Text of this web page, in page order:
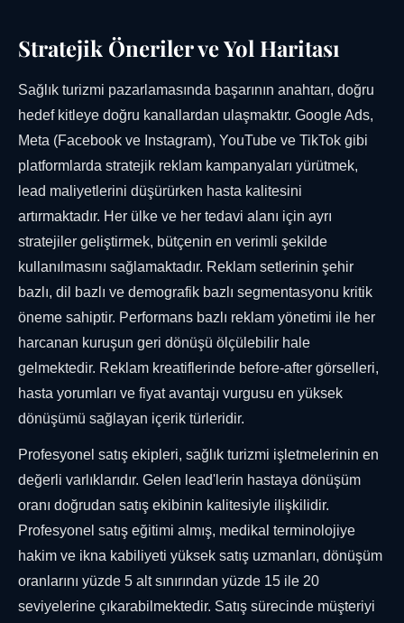
Stratejik Öneriler ve Yol Haritası
Sağlık turizmi pazarlamasında başarının anahtarı, doğru
hedef kitleye doğru kanallardan ulaşmaktır. Google Ads,
Meta (Facebook ve Instagram), YouTube ve TikTok gibi
platformlarda stratejik reklam kampanyaları yürütmek,
lead maliyetlerini düşürürken hasta kalitesini
artırmaktadır. Her ülke ve her tedavi alanı için ayrı
stratejiler geliştirmek, bütçenin en verimli şekilde
kullanılmasını sağlamaktadır. Reklam setlerinin şehir
bazlı, dil bazlı ve demografik bazlı segmentasyonu kritik
öneme sahiptir. Performans bazlı reklam yönetimi ile her
harcanan kuruşun geri dönüşü ölçülebilir hale
gelmektedir. Reklam kreatiflerinde before-after görselleri,
hasta yorumları ve fiyat avantajı vurgusu en yüksek
dönüşümü sağlayan içerik türleridir.
Profesyonel satış ekipleri, sağlık turizmi işletmelerinin en
değerli varlıklarıdır. Gelen lead'lerin hastaya dönüşüm
oranı doğrudan satış ekibinin kalitesiyle ilişkilidir.
Profesyonel satış eğitimi almış, medikal terminolojiye
hakim ve ikna kabiliyeti yüksek satış uzmanları, dönüşüm
oranlarını yüzde 5 alt sınırından yüzde 15 ile 20
seviyelerine çıkarabilmektedir. Satış sürecinde müşteriyi